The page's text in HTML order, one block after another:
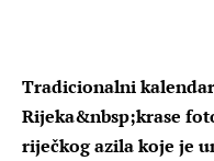
Tradicionalni
Rijeka&nbsp;krase
riječkog azila koje je